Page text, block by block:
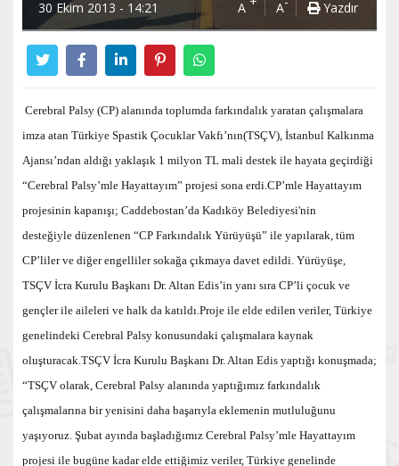
30 Ekim 2013 - 14:21 A A Yazdır
Cerebral Palsy (CP) alanında toplumda farkındalık yaratan çalışmalara
imza atan Türkiye Spastik Çocuklar Vakfı’nın(TSÇV), İstanbul Kalkınma
Ajansı’ndan aldığı yaklaşık 1 milyon TL mali destek ile hayata geçirdiği
“Cerebral Palsy’mle Hayattayım” projesi sona erdi.CP’mle Hayattayım
projesinin kapanışı; Caddebostan’da Kadıköy Belediyesi'nin
desteğiyle düzenlenen “CP Farkındalık Yürüyüşü” ile yapılarak, tüm
CP’liler ve diğer engelliler sokağa çıkmaya davet edildi. Yürüyüşe,
TSÇV İcra Kurulu Başkanı Dr. Altan Edis’in yanı sıra CP’li çocuk ve
gençler ile aileleri ve halk da katıldı.Proje ile elde edilen veriler, Türkiye
genelindeki Cerebral Palsy konusundaki çalışmalara kaynak
oluşturacak.TSÇV İcra Kurulu Başkanı Dr. Altan Edis yaptığı konuşmada;
“TSÇV olarak, Cerebral Palsy alanında yaptığımız farkındalık
çalışmalarına bir yenisini daha başarıyla eklemenin mutluluğunu
yaşıyoruz. Şubat ayında başladığımız Cerebral Palsy’mle Hayattayım
projesi ile bugüne kadar elde ettiğimiz veriler, Türkiye genelinde